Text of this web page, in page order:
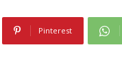
Pinterest